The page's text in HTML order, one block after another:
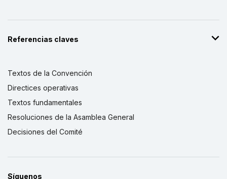
Referencias claves
Textos de la Convención
Directices operativas
Textos fundamentales
Resoluciones de la Asamblea General
Decisiones del Comité
Síguenos